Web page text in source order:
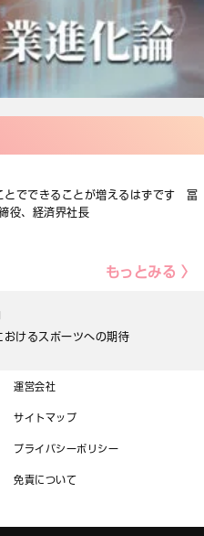
とでできることが増えるはずです 冨
役、経済界社長
もっとみる 〉
けるスポーツへの期待
運営会社
サイトマップ
プライバシーポリシー
免責について